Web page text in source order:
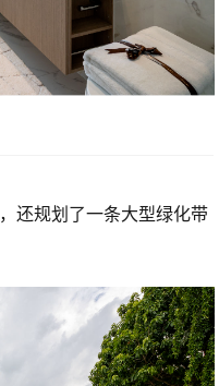
还规划了一条大型绿化带